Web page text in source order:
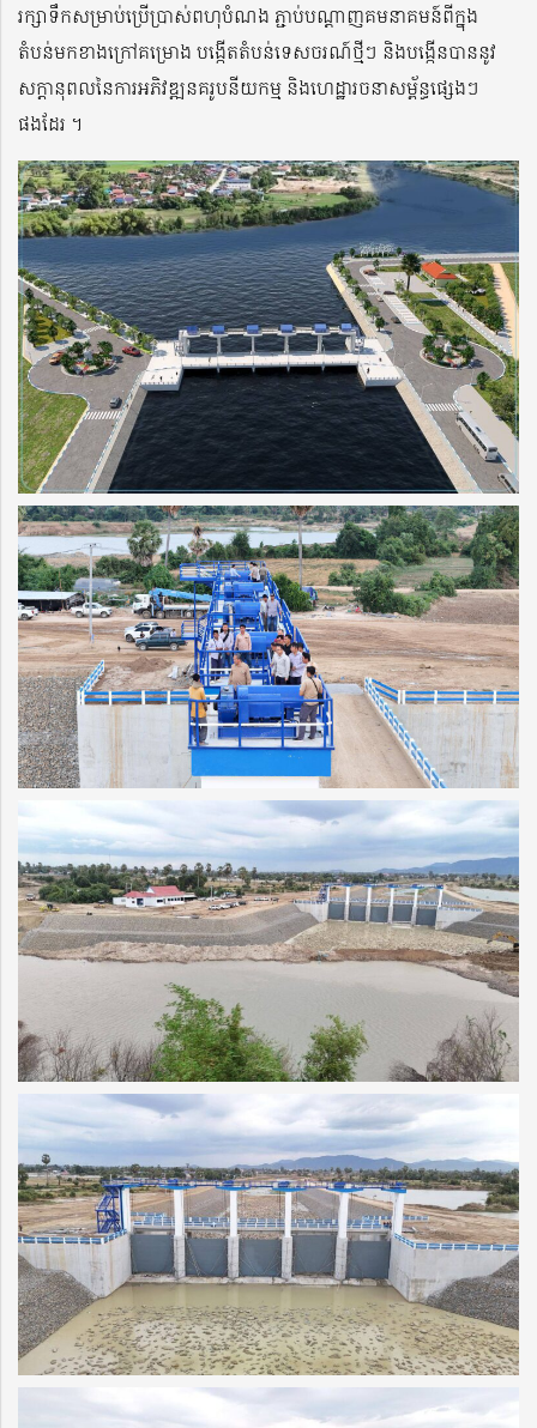
រក្សាទឹកសម្រាប់ប្រើប្រាស់ពហុបំណង ភ្ជាប់បណ្តាញគមនាគមន៍ពីក្នុង
តំបន់មកខាងក្រៅគម្រោង បង្កើតតំបន់ទេសចរណ៍ថ្មីៗ និងបង្កើនបាននូវ
សក្តានុពលនៃការអភិវឌ្ឍនគរូបនីយកម្ម និងហេដ្ឋារចនាសម្ព័ន្ធផ្សេងៗ
ផងដែរ ។